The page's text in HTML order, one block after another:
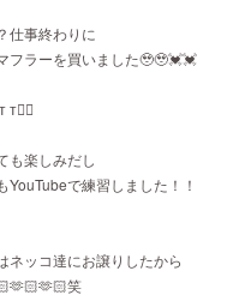
仕事終わりに
フラーを買いました🥹🥹💓💓
т✌🏻
も楽しみだし
YouTubeで練習しました！！
ネッコ達にお譲りしたから
笑